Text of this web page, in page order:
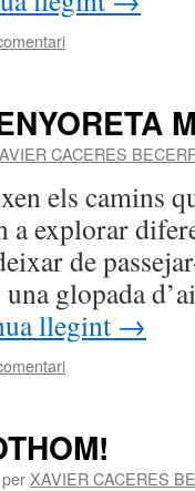
CACERES
els camins
a explorar
de
glopada
llegint →
per XAVIER CACERES